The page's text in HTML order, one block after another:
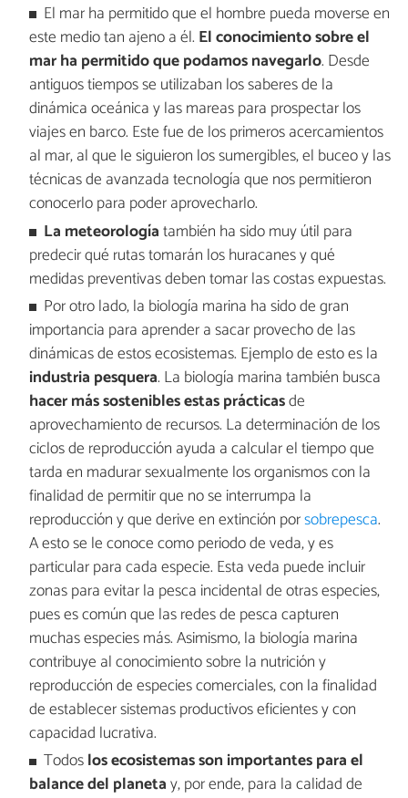
El mar ha permitido que el hombre pueda moverse en
este medio tan ajeno a él. El conocimiento sobre el
mar ha permitido que podamos navegarlo. Desde
antiguos tiempos se utilizaban los saberes de la
dinámica oceánica y las mareas para prospectar los
viajes en barco. Este fue de los primeros acercamientos
al mar, al que le siguieron los sumergibles, el buceo y las
técnicas de avanzada tecnología que nos permitieron
conocerlo para poder aprovecharlo.
La meteorologíatambién ha sido muy útil para
predecir qué rutas tomarán los huracanes y qué
medidas preventivas deben tomar las costas expuestas.
Por otro lado, la biología marina ha sido de gran
importancia para aprender a sacar provecho de las
dinámicas de estos ecosistemas. Ejemplo de esto es la
industria pesquera. La biología marina también busca
hacer más sostenibles estas prácticasde
aprovechamiento de recursos. La determinación de los
ciclos de reproducción ayuda a calcular el tiempo que
tarda en madurar sexualmente los organismos con la
finalidad de permitir que no se interrumpa la
reproducción y que derive en extinción porsobrepesca.
A esto se le conoce como periodo de veda, y es
particular para cada especie. Esta veda puede incluir
zonas para evitar la pesca incidental de otras especies,
pues es común que las redes de pesca capturen
muchas especies más. Asimismo, la biología marina
contribuye al conocimiento sobre la nutrición y
reproducción de especies comerciales, con la finalidad
de establecer sistemas productivos eficientes y con
capacidad lucrativa.
Todoslos ecosistemas son importantes para el
balance del planetay, por ende, para la calidad de